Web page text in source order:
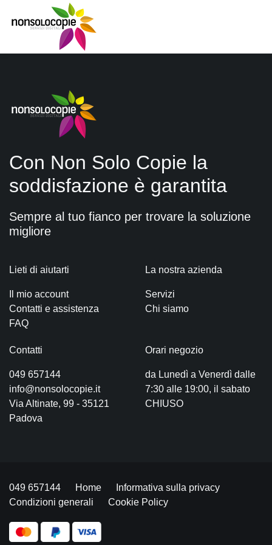
Con Non Solo Copie la
soddisfazione è garantita
Sempre al tuo fianco per trovare la soluzione
migliore
Lieti di aiutarti
Il mio account
Contatti e assistenza
FAQ
La nostra azienda
Servizi
Chi siamo
Contatti
049 657144
info@nonsolocopie.it
Via Altinate, 99 - 35121
Padova
Orari negozio
da Lunedì a Venerdì dalle
7:30 alle 19:00, il sabato
CHIUSO
049 657144 Home
Informativa sulla privacy
Condizioni generali
Cookie Policy